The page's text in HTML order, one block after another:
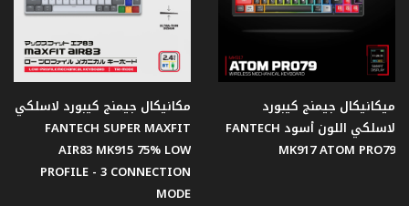
ميكانيكال جيمنج كيبورد
لاسلكي اللون أسود FANTECH
MK917 ATOM PRO79
مكانيكال جيمنج كيبورد لاسلكي
FANTECH SUPER MAXFIT
AIR83 MK915 75% LOW
PROFILE - 3 CONNECTION
MODE
كاميرا
ويب
شاشات
جيمنج